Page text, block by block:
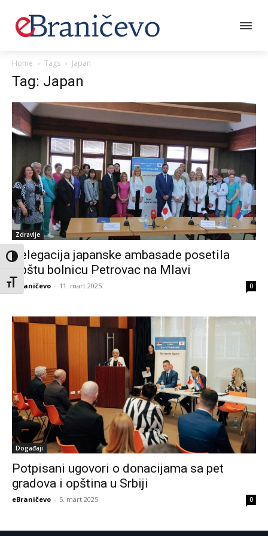
Toggle High Contrast
Toggle Font size
Home Tags Japan
Tag: Japan
Zdravlje
Delegacija japanske ambasade posetila
Opštu bolnicu Petrovac na Mlavi
eBraničevo - 11. mart 2025. 0
Događaji
Potpisani ugovori o donacijama sa pet
gradova i opština u Srbiji
eBraničevo - 5. mart 2025. 0